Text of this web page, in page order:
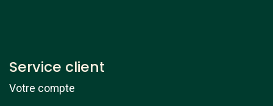
Service client
Votre compte